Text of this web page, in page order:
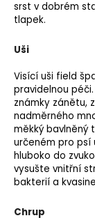
srst v dobrém
tlapek.
Uši
Visící uši field
pravidelnou
známky zánětu,
nadměrného
měkký bavlněný
určeném pro psí
hluboko do
vysušte vnitřní
bakterií a
Chrup